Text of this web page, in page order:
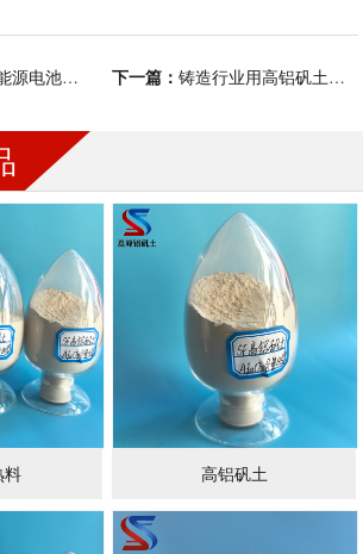
领域的应用 下一篇：铸造行业用高铝矾土细粉
料 高铝矾土